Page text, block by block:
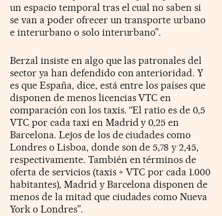
un espacio temporal tras el cual no saben si
se van a poder ofrecer un transporte urbano
e interurbano o solo interurbano”.
Berzal insiste en algo que las patronales del
sector ya han defendido con anterioridad. Y
es que España, dice, está entre los países que
disponen de menos licencias VTC en
comparación con los taxis. “El ratio es de 0,5
VTC por cada taxi en Madrid y 0,25 en
Barcelona. Lejos de los de ciudades como
Londres o Lisboa, donde son de 5,78 y 2,45,
respectivamente. También en términos de
oferta de servicios (taxis + VTC por cada 1.000
habitantes), Madrid y Barcelona disponen de
menos de la mitad que ciudades como Nueva
York o Londres”.